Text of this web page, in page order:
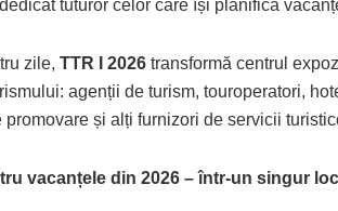
tuturor celor care își planifică
zile, TTR I 2026 transformă centrul
agenții de turism, touroperatori,
promovare și alți furnizori de servicii
vacanțele din 2026 – într-un singur loc